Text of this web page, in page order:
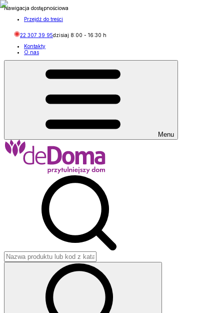
Nawigacja dostępnościowa
Przejdź do treści
22 307 39 95dzisiaj 8:00 - 16:30 h
Kontakty
O nas
Menu